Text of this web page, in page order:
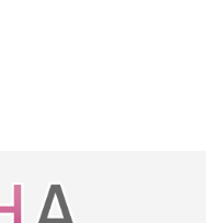
座の受講過程で当協会が知